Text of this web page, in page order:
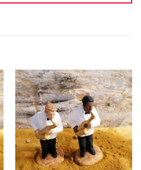
Ajouter
à la liste
d'envie